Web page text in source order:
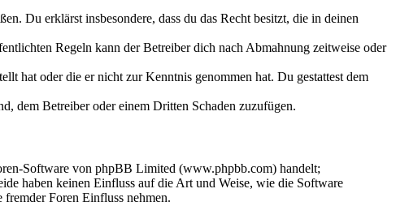
Du erklärst insbesondere, dass du das Recht besitzt, die in deinen
Regeln kann der Betreiber dich nach Abmahnung zeitweise oder
hat oder die er nicht zur Kenntnis genommen hat. Du gestattest dem
dem Betreiber oder einem Dritten Schaden zuzufügen.
Software von phpBB Limited (www.phpbb.com) handelt;
haben keinen Einfluss auf die Art und Weise, wie die Software
Foren Einfluss nehmen.